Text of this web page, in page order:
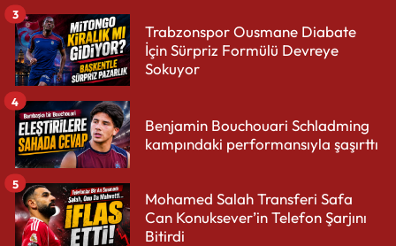
Trabzonspor Ousmane Diabate
İçin Sürpriz Formülü Devreye
Sokuyor
3
Benjamin Bouchouari Schladming
kampındaki performansıyla şaşırttı
4
Mohamed Salah Transferi Safa
Can Konuksever’in Telefon Şarjını
Bitirdi
5